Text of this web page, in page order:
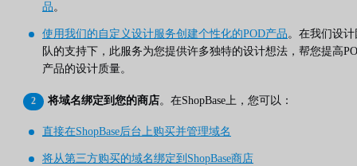
品。
使用我们的自定义设计服务创建个性化的POD产品。在我们设计
队的支持下，此服务为您提供许多独特的设计想法，帮您提高
产品的设计质量。
将域名绑定到您的商店。在ShopBase上，您可以：
直接在ShopBase后台上购买并管理域名
将从第三方购买的域名绑定到ShopBase商店